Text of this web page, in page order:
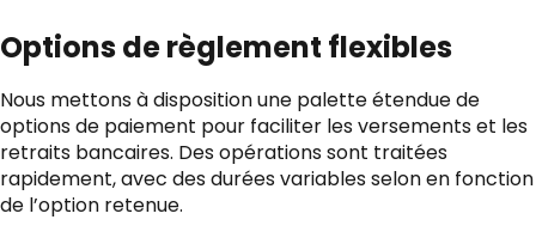
Options de règlement flexibles
Nous mettons à disposition une palette étendue de
options de paiement pour faciliter les versements et les
retraits bancaires. Des opérations sont traitées
rapidement, avec des durées variables selon en fonction
de l’option retenue.